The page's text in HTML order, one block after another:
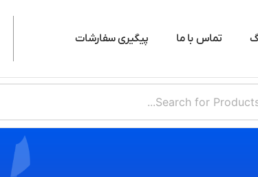
تماس با ما پیگیری سفارشات